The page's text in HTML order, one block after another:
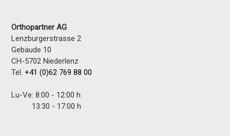
Orthopartner AG
Lenzburgerstrasse 2
Gebäude 10
CH-5702 Niederlenz
Tel.+41 (0)62 769 88 00
Lu-Ve: 8:00 - 12:00 h
13:30 - 17:00 h